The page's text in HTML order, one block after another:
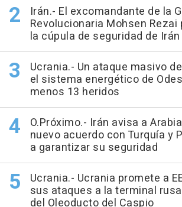
Irán.- El excomandante de la
Revolucionaria Mohsen Rezai
la cúpula de seguridad de Irán
Ucrania.- Un ataque masivo
el sistema energético de
menos 13 heridos
O.Próximo.- Irán avisa a
nuevo acuerdo con Turquía y
a garantizar su seguridad
Ucrania.- Ucrania promete a
sus ataques a la terminal
del Oleoducto del Caspio